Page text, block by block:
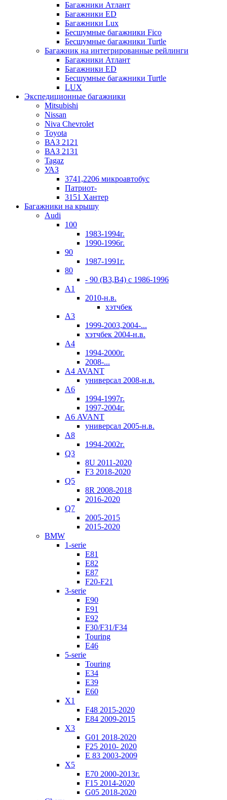
Багажники Атлант
Багажники ЕD
Багажники Lux
Бесшумные багажники Fico
Бесшумные багажники Turtle
Багажник на интегрированные рейлинги
Багажники Атлант
Багажники ЕD
Бесшумные багажники Turtle
LUX
Экспедиционные багажники
Mitsubishi
Nissan
Niva Chevrolet
Toyota
ВАЗ 2121
ВАЗ 2131
Tagaz
УАЗ
3741,2206 микроавтобус
Патриот-
3151 Хантер
Багажники на крышу
Audi
100
1983-1994г.
1990-1996г.
90
1987-1991г.
80
- 90 (B3,B4) c 1986-1996
А1
2010-н.в.
хэтчбек
А3
1999-2003,2004-...
хэтчбек 2004-н.в.
А4
1994-2000г.
2008-...
А4 AVANT
универсал 2008-н.в.
А6
1994-1997г.
1997-2004г.
А6 AVANT
универсал 2005-н.в.
А8
1994-2002г.
Q3
8U 2011-2020
F3 2018-2020
Q5
8R 2008-2018
2016-2020
Q7
2005-2015
2015-2020
BMW
1-serie
E81
E82
E87
F20-F21
3-serie
E90
E91
E92
F30/F31/F34
Touring
E46
5-serie
Touring
E34
E39
E60
X1
F48 2015-2020
E84 2009-2015
X3
G01 2018-2020
F25 2010- 2020
Е 83 2003-2009
X5
E70 2000-2013г.
F15 2014-2020
G05 2018-2020